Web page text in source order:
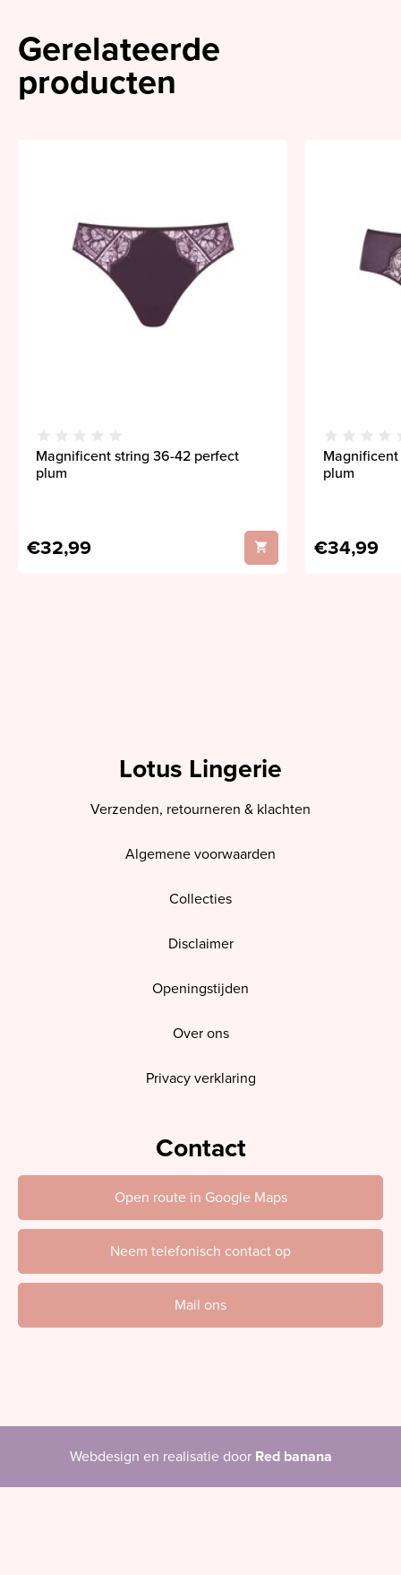
Gerelateerde
producten
Magnificent string 36-42 perfect
plum
€32,99
plum
€34,99
Lotus Lingerie
Verzenden, retourneren & klachten
Algemene voorwaarden
Collecties
Disclaimer
Openingstijden
Over ons
Privacy verklaring
Contact
Open route in Google Maps
Neem telefonisch contact op
Mail ons
Webdesign en realisatie door Red banana